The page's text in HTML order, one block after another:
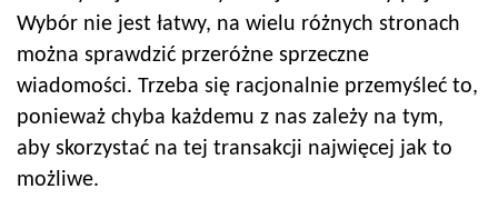
Wybór nie jest łatwy, na wielu różnych stronach
można sprawdzić przeróżne sprzeczne
wiadomości. Trzeba się racjonalnie przemyśleć to,
ponieważ chyba każdemu z nas zależy na tym,
aby skorzystać na tej transakcji najwięcej jak to
możliwe.